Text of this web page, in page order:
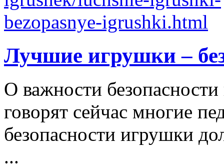
Лучшие игрушки –
О важности
говорят сейчас многие
безопасности игрушки
...